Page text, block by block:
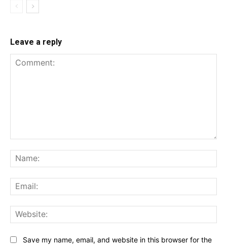
Leave a reply
Save my name, email, and website in this browser for the